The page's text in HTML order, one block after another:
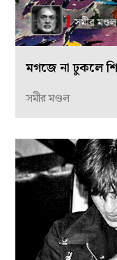
মগজে না ঢুকলে
সমীর মণ্ডল